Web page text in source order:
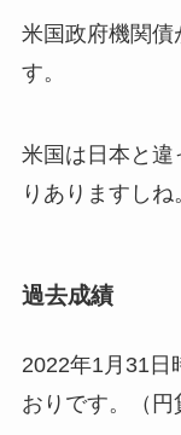
米国政府機関
す。
米国は日本と違
りありますしね
過去成績
2022年1月31日
おりです。（円